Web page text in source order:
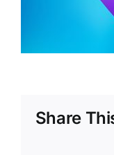
Share